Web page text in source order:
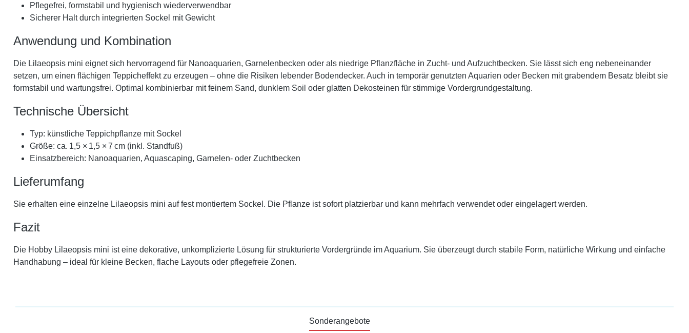
Pflegefrei, formstabil und hygienisch wiederverwendbar
Sicherer Halt durch integrierten Sockel mit Gewicht
Anwendung und Kombination
Die Lilaeopsis mini eignet sich hervorragend für Nanoaquarien, Garnelenbecken oder als niedrige Pflanzfläche in Zucht- und Aufzuchtbecken. Sie lässt sich eng nebeneinander
setzen, um einen flächigen Teppicheffekt zu erzeugen – ohne die Risiken lebender Bodendecker. Auch in temporär genutzten Aquarien oder Becken mit grabendem Besatz bleibt sie
formstabil und wartungsfrei. Optimal kombinierbar mit feinem Sand, dunklem Soil oder glatten Dekosteinen für stimmige Vordergrundgestaltung.
Technische Übersicht
Typ: künstliche Teppichpflanze mit Sockel
Größe: ca. 1,5 × 1,5 × 7 cm (inkl. Standfuß)
Einsatzbereich: Nanoaquarien, Aquascaping, Garnelen- oder Zuchtbecken
Lieferumfang
Sie erhalten eine einzelne Lilaeopsis mini auf fest montiertem Sockel. Die Pflanze ist sofort platzierbar und kann mehrfach verwendet oder eingelagert werden.
Fazit
Die Hobby Lilaeopsis mini ist eine dekorative, unkomplizierte Lösung für strukturierte Vordergründe im Aquarium. Sie überzeugt durch stabile Form, natürliche Wirkung und einfache
Handhabung – ideal für kleine Becken, flache Layouts oder pflegefreie Zonen.
Sonderangebote